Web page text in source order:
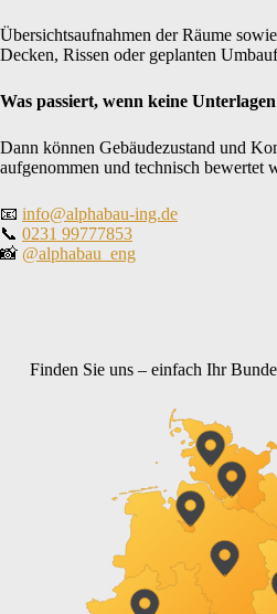
Übersichtsaufnahmen der Räume
Decken, Rissen oder geplanten
Was passiert, wenn keine
Dann können Gebäudezustand und
aufgenommen und technisch bewertet
📧 info@alphabau-ing.de
📞 0231 99777853
📸 @alphabau_eng
Finden Sie uns – einfach Ihr